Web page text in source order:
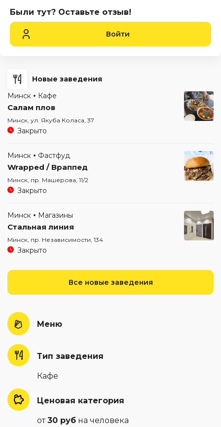
Меню
Тип заведения
Кафе
Ценовая категория
от30 руб на человека
Были тут? Оставьте отзыв!
Войти
Новые заведения
Минск
Кафе
Салам плов
Минск, ул. Якуба Коласа, 37
Закрыто
Минск Фастфуд
Wrapped / Враппед
Минск, пр. Машерова, 11/2
Закрыто
Минск Магазины
Стальная линия
Минск, пр. Независимости, 134
Закрыто
Все новые заведения